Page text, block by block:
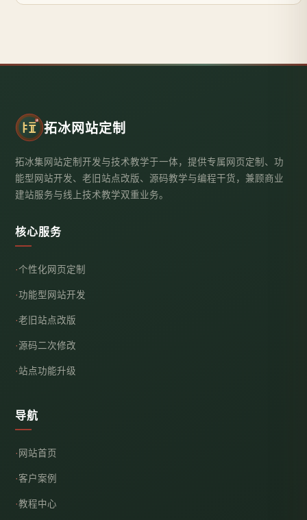
拓冰网站定制
拓冰集网站定制开发与技术教学于一体，提供专属网页定制、功
能型网站开发、老旧站点改版、源码教学与编程干货，兼顾商业
建站服务与线上技术教学双重业务。
核心服务
个性化网页定制
功能型网站开发
老旧站点改版
源码二次修改
站点功能升级
导航
网站首页
客户案例
教程中心